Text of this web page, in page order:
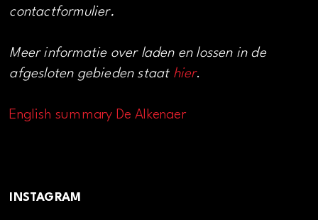
contactformulier.
Meer informatie over laden en lossen in de
afgesloten gebieden staat hier.
English summary De Alkenaer
INSTAGRAM